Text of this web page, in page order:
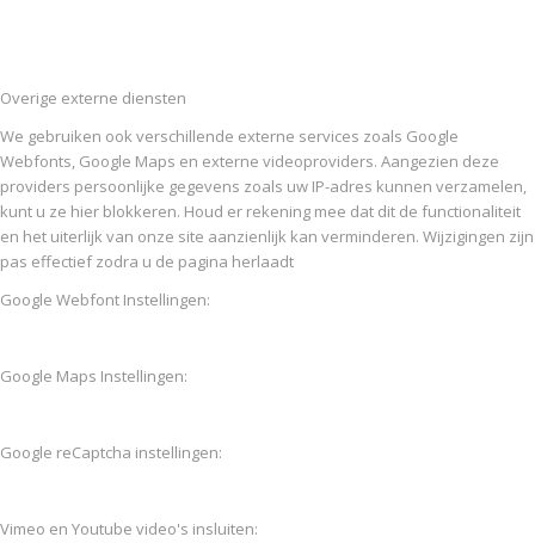
Overige externe diensten
We gebruiken ook verschillende externe services zoals Google
Webfonts, Google Maps en externe videoproviders. Aangezien deze
providers persoonlijke gegevens zoals uw IP-adres kunnen verzamelen,
kunt u ze hier blokkeren. Houd er rekening mee dat dit de functionaliteit
en het uiterlijk van onze site aanzienlijk kan verminderen. Wijzigingen zijn
pas effectief zodra u de pagina herlaadt
Google Webfont Instellingen:
Google Maps Instellingen:
Google reCaptcha instellingen:
Vimeo en Youtube video's insluiten: